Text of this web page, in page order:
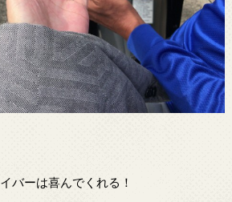
バーは喜んでくれる！